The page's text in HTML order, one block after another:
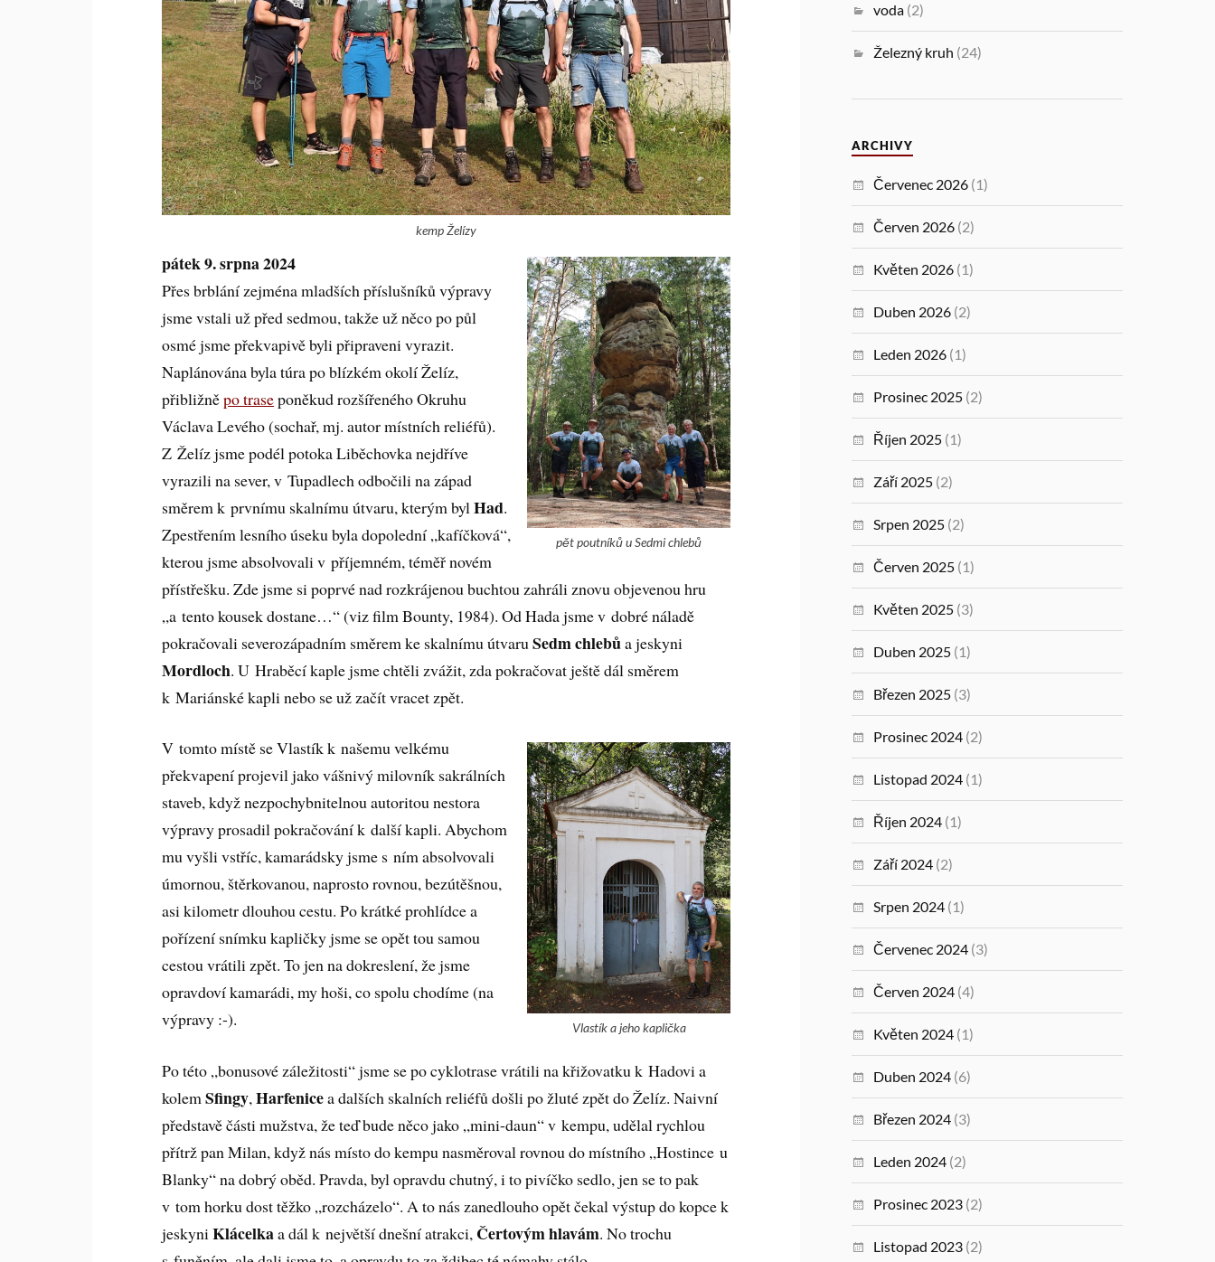
kemp Želízy
pět poutníků u Sedmi chlebů
pátek 9. srpna 2024
Přes brblání zejména mladších příslušníků výpravy
jsme vstali už před sedmou, takže už něco po půl
osmé jsme překvapivě byli připraveni vyrazit.
Naplánována byla túra po blízkém okolí Želíz,
přibližněpo traseponěkud rozšířeného Okruhu
Václava Levého (sochař, mj. autor místních reliéfů).
Z Želíz jsme podél potoka Liběchovka nejdříve
vyrazili na sever, v Tupadlech odbočili na západ
směrem k prvnímu skalnímu útvaru, kterým bylHad.
Zpestřením lesního úseku byla dopolední „kafíčková“,
kterou jsme absolvovali v příjemném, téměř novém
přístřešku. Zde jsme si poprvé nad rozkrájenou buchtou zahráli znovu objevenou hru
„a tento kousek dostane…“ (viz film Bounty, 1984). Od Hada jsme v dobré náladě
pokračovali severozápadním směrem ke skalnímu útvaruSedm chlebůa jeskyni
Mordloch. U Hraběcí kaple jsme chtěli zvážit, zda pokračovat ještě dál směrem
k Mariánské kapli nebo se už začít vracet zpět.
Vlastík a jeho kaplička
V tomto místě se Vlastík k našemu velkému
překvapení projevil jako vášnivý milovník sakrálních
staveb, když nezpochybnitelnou autoritou nestora
výpravy prosadil pokračování k další kapli. Abychom
mu vyšli vstříc, kamarádsky jsme s ním absolvovali
úmornou, štěrkovanou, naprosto rovnou, bezútěšnou,
asi kilometr dlouhou cestu. Po krátké prohlídce a
pořízení snímku kapličky jsme se opět tou samou
cestou vrátili zpět. To jen na dokreslení, že jsme
opravdoví kamarádi, my hoši, co spolu chodíme (na
výpravy :-).
Po této „bonusové záležitosti“ jsme se po cyklotrase vrátili na křižovatku k Hadovi a
kolemSfingy,Harfenicea dalších skalních reliéfů došli po žluté zpět do Želíz. Naivní
představě části mužstva, že teď bude něco jako „mini-daun“ v kempu, udělal rychlou
přítrž pan Milan, když nás místo do kempu nasměroval rovnou do místního „Hostince u
Blanky“ na dobrý oběd. Pravda, byl opravdu chutný, i to pivíčko sedlo, jen se to pak
v tom horku dost těžko „rozcházelo“. A to nás zanedlouho opět čekal výstup do kopce k
jeskyniKlácelkaa dál k největší dnešní atrakci, Čertovým hlavám. No trochu
voda (2)
Železný kruh (24)
ARCHIVY
Červenec 2026 (1)
Červen 2026 (2)
Květen 2026 (1)
Duben 2026 (2)
Leden 2026 (1)
Prosinec 2025 (2)
Říjen 2025 (1)
Září 2025 (2)
Srpen 2025 (2)
Červen 2025 (1)
Květen 2025 (3)
Duben 2025 (1)
Březen 2025 (3)
Prosinec 2024 (2)
Listopad 2024 (1)
Říjen 2024 (1)
Září 2024 (2)
Srpen 2024 (1)
Červenec 2024 (3)
Červen 2024 (4)
Květen 2024 (1)
Duben 2024 (6)
Březen 2024 (3)
Leden 2024 (2)
Prosinec 2023 (2)
Listopad 2023 (2)